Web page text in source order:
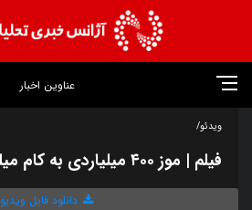
عناوین اخبار
ویدئو/
فیلم | موز ۴۰۰ میلیاردی به کام میلیاردر چینی!
دانلود فایل ویدیو